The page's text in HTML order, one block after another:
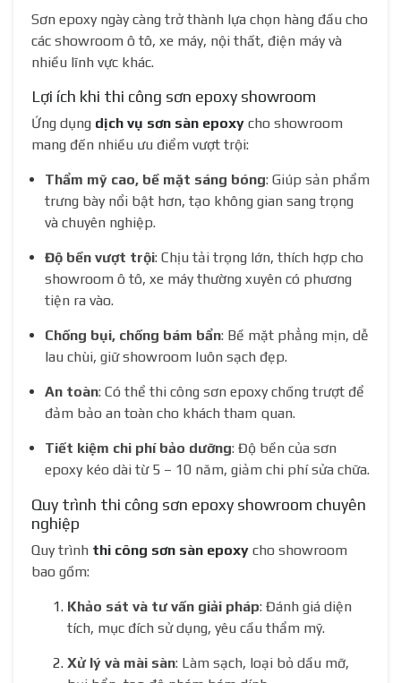
Sơn epoxy ngày càng trở thành lựa chọn hàng đầu cho
các showroom ô tô, xe máy, nội thất, điện máy và
nhiều lĩnh vực khác.
Lợi ích khi thi công sơn epoxy showroom
Ứng dụng dịch vụ sơn sàn epoxy cho showroom
mang đến nhiều ưu điểm vượt trội:
Thẩm mỹ cao, bề mặt sáng bóng: Giúp sản phẩm
trưng bày nổi bật hơn, tạo không gian sang trọng
và chuyên nghiệp.
Độ bền vượt trội: Chịu tải trọng lớn, thích hợp cho
showroom ô tô, xe máy thường xuyên có phương
tiện ra vào.
Chống bụi, chống bám bẩn: Bề mặt phẳng mịn, dễ
lau chùi, giữ showroom luôn sạch đẹp.
An toàn: Có thể thi công sơn epoxy chống trượt để
đảm bảo an toàn cho khách tham quan.
Tiết kiệm chi phí bảo dưỡng: Độ bền của sơn
epoxy kéo dài từ 5 – 10 năm, giảm chi phí sửa chữa.
Quy trình thi công sơn epoxy showroom chuyên
nghiệp
Quy trình thi công sơn sàn epoxy cho showroom
bao gồm:
Khảo sát và tư vấn giải pháp: Đánh giá diện
tích, mục đích sử dụng, yêu cầu thẩm mỹ.
Xử lý và mài sàn: Làm sạch, loại bỏ dầu mỡ,